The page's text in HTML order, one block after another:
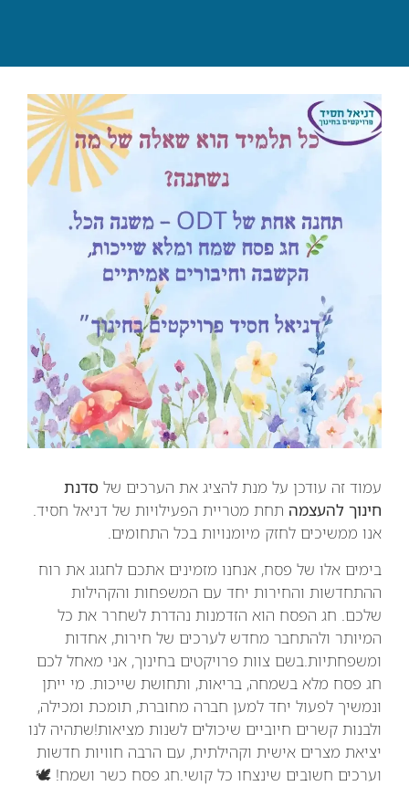
עמוד זה עודכן על מנת להציג את הערכים של סדנת
חינוך להעצמה תחת מטריית הפעילויות של דניאל חסיד.
אנו ממשיכים לחזק מיומנויות בכל התחומים.
בימים אלו של פסח, אנחנו מזמינים אתכם לחגוג את רוח
ההתחדשות והחירות יחד עם המשפחות והקהילות
שלכם. חג הפסח הוא הזדמנות נהדרת לשחרר את כל
המיותר ולהתחבר מחדש לערכים של חירות, אחדות
ומשפחתיות.בשם צוות פרויקטים בחינוך, אני מאחל לכם
חג פסח מלא בשמחה, בריאות, ותחושת שייכות. מי ייתן
ונמשיך לפעול יחד למען חברה מחוברת, תומכת ומכילה,
ולבנות קשרים חיוביים שיכולים לשנות מציאות!שתהיה לנו
יציאת מצרים אישית וקהילתית, עם הרבה חוויות חדשות
וערכים חשובים שינצחו כל קושי.חג פסח כשר ושמח! 🕊️